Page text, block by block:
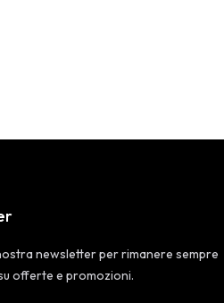
newsletter per rimanere sempre
offerte e promozioni.